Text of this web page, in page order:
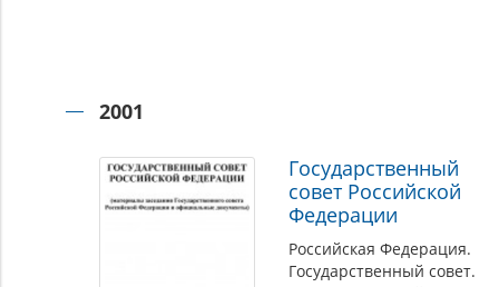
2001
Государственный
совет Российской
Федерации
Российская Федерация.
Государственный совет.